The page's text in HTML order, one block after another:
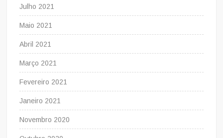
Julho 2021
Maio 2021
Abril 2021
Março 2021
Fevereiro 2021
Janeiro 2021
Novembro 2020